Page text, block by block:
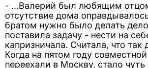
- ...Валерий был любящим
отсутствие дома
братом нужно было делать
поставила задачу - нести на
капризничала. Считала, что
Когда на пятом году
переехали в Москву, стало чуть